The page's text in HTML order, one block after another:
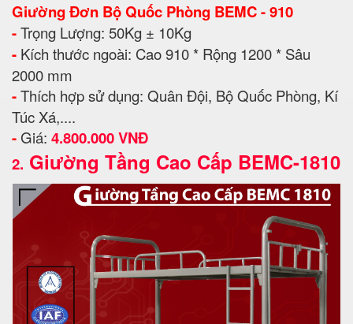
Giường Đơn Bộ Quốc Phòng BEMC - 910
-Trọng Lượng: 50Kg ± 10Kg
- Kích thước ngoài: Cao 910 * Rộng 1200 * Sâu
2000 mm
-Thích hợp sử dụng: Quân Đội, Bộ Quốc Phòng, Kí
Túc Xá,....
- Giá: 4.800.000 VNĐ
2. Giường Tầng Cao Cấp BEMC-1810